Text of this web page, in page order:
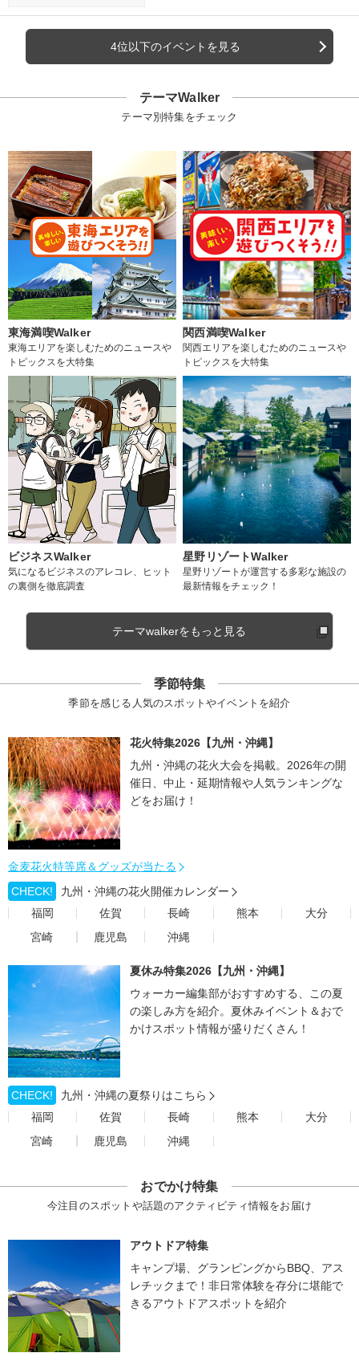
4位以下のイベントを見る
テーマWalker
テーマ別特集をチェック
東海満喫Walker
東海エリアを楽しむためのニュースや
トピックスを大特集
関西満喫Walker
関西エリアを楽しむためのニュースや
トピックスを大特集
ビジネスWalker
気になるビジネスのアレコレ、ヒット
の裏側を徹底調査
星野リゾートWalker
星野リゾートが運営する多彩な施設の
最新情報をチェック！
テーマwalkerをもっと見る
季節特集
季節を感じる人気のスポットやイベントを紹介
花火特集2026【九州・沖縄】
九州・沖縄の花火大会を掲載。2026年の開
催日、中止・延期情報や人気ランキングな
どをお届け！
金麦花火特等席＆グッズが当たる
CHECK!
九州・沖縄の花火開催カレンダー
福岡
佐賀 長崎 熊本
大分
宮崎
鹿児島 沖縄
夏休み特集2026【九州・沖縄】
ウォーカー編集部がおすすめする、この夏
の楽しみ方を紹介。夏休みイベント＆おで
かけスポット情報が盛りだくさん！
CHECK!
九州・沖縄の夏祭りはこちら
福岡
佐賀 長崎 熊本
大分
宮崎
鹿児島 沖縄
おでかけ特集
今注目のスポットや話題のアクティビティ情報をお届け
アウトドア特集
キャンプ場、グランピングからBBQ、アス
レチックまで！非日常体験を存分に堪能で
きるアウトドアスポットを紹介